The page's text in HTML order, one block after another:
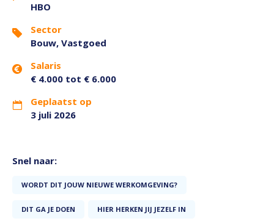
HBO
Sector
Bouw, Vastgoed
Salaris
€ 4.000 tot € 6.000
Geplaatst op
3 juli 2026
Snel naar:
WORDT DIT JOUW NIEUWE WERKOMGEVING?
DIT GA JE DOEN HIER HERKEN JIJ JEZELF IN